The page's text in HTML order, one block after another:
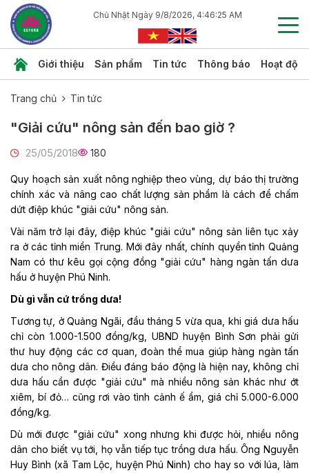
Chủ Nhật Ngày 9/8/2026, 4:46:26 AM
Giới thiệu Sản phẩm Tin tức Thông báo Hoạt
Trang chủ Tin tức
"Giải cứu" nông sản đến bao giờ ?
25/05/2018 180
Quy hoạch sản xuất nông nghiệp theo vùng, dự báo thị trường
chính xác và nâng cao chất lượng sản phẩm là cách để chấm
dứt điệp khúc "giải cứu" nông sản.
Vài năm trở lại đây, điệp khúc "giải cứu" nông sản liên tục xảy
ra ở các tỉnh miền Trung. Mới đây nhất, chính quyền tỉnh Quảng
Nam có thư kêu gọi cộng đồng "giải cứu" hàng ngàn tấn dưa
hấu ở huyện Phú Ninh.
Dù gì vẫn cứ trồng dưa!
Tương tự, ở Quảng Ngãi, đầu tháng 5 vừa qua, khi giá dưa hấu
chỉ còn 1.000-1.500 đồng/kg, UBND huyện Bình Sơn phải gửi
thư huy động các cơ quan, đoàn thể mua giúp hàng ngàn tấn
dưa cho nông dân. Điều đáng báo động là hiện nay, không chỉ
dưa hấu cần được "giải cứu" mà nhiều nông sản khác như ớt
xiêm, bí đỏ… cũng rơi vào tình cảnh ế ẩm, giá chỉ 5.000-6.000
đồng/kg.
Dù mới được "giải cứu" xong nhưng khi được hỏi, nhiều nông
dân cho biết vụ tới, họ vẫn tiếp tục trồng dưa hấu. Ông Nguyễn
Huy Bình (xã Tam Lộc, huyện Phú Ninh) cho hay so với lúa, làm